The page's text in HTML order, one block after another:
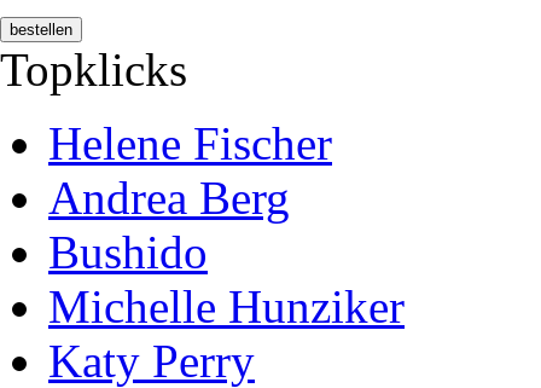
Topklicks
Helene Fischer
Andrea Berg
Bushido
Michelle Hunziker
Katy Perry